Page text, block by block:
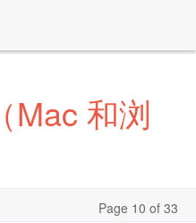
Mac 和浏
Page 10 of 33